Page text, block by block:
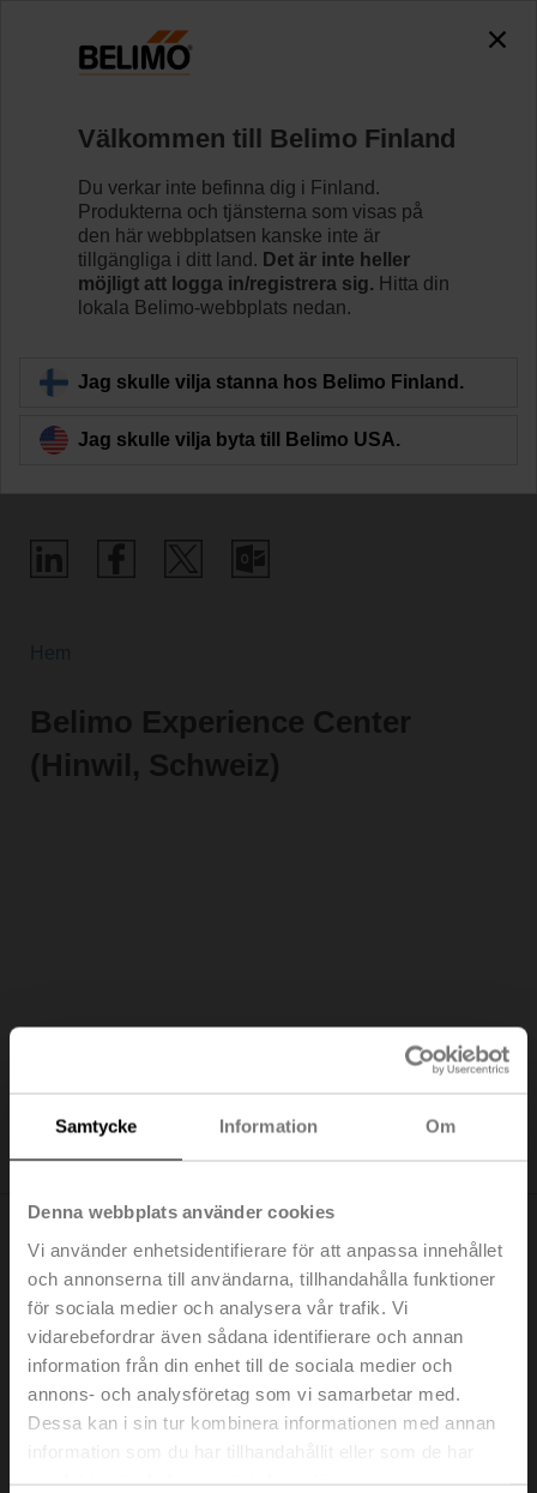
Samtycke Information Om
Denna webbplats använder cookies
Vi använder enhetsidentifierare för att anpassa innehållet
och annonserna till användarna, tillhandahålla funktioner
för sociala medier och analysera vår trafik. Vi
vidarebefordrar även sådana identifierare och annan
information från din enhet till de sociala medier och
annons- och analysföretag som vi samarbetar med.
Dessa kan i sin tur kombinera informationen med annan
Vi är HVAC
Belimo Experience Center
(Hinwil, Schweiz)
Välkommen till Belimo Finland
Du verkar inte befinna dig i Finland.
Produkterna och tjänsterna som visas på
den här webbplatsen kanske inte är
tillgängliga i ditt land. Det är inte heller
möjligt att logga in/registrera sig. Hitta din
lokala Belimo-webbplats nedan.
Jag skulle vilja stanna hos Belimo Finland.
Jag skulle vilja byta till Belimo USA.